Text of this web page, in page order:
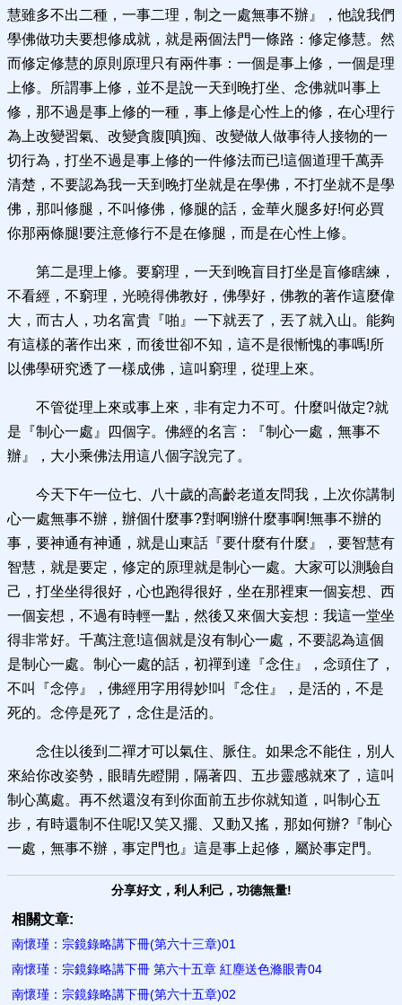
慧雖多不出二種，一事二理，制之一處無事不辦』，他說我們
學佛做功夫要想修成就，就是兩個法門一條路：修定修慧。然
而修定修慧的原則原理只有兩件事：一個是事上修，一個是理
上修。所謂事上修，並不是說一天到晚打坐、念佛就叫事上
修，那不過是事上修的一種，事上修是心性上的修，在心理行
為上改變習氣、改變貪腹[嗔]痴、改變做人做事待人接物的一
切行為，打坐不過是事上修的一件修法而已!這個道理千萬弄
清楚，不要認為我一天到晚打坐就是在學佛，不打坐就不是學
佛，那叫修腿，不叫修佛，修腿的話，金華火腿多好!何必買
你那兩條腿!要注意修行不是在修腿，而是在心性上修。
第二是理上修。要窮理，一天到晚盲目打坐是盲修瞎練，
不看經，不窮理，光曉得佛教好，佛學好，佛教的著作這麼偉
大，而古人，功名富貴『啪』一下就丟了，丟了就入山。能夠
有這樣的著作出來，而後世卻不知，這不是很慚愧的事嗎!所
以佛學研究透了一樣成佛，這叫窮理，從理上來。
不管從理上來或事上來，非有定力不可。什麼叫做定?就
是『制心一處』四個字。佛經的名言：『制心一處，無事不
辦』，大小乘佛法用這八個字說完了。
今天下午一位七、八十歲的高齡老道友問我，上次你講制
心一處無事不辦，辦個什麼事?對啊!辦什麼事啊!無事不辦的
事，要神通有神通，就是山東話『要什麼有什麼』，要智慧有
智慧，就是要定，修定的原理就是制心一處。大家可以測驗自
己，打坐坐得很好，心也跑得很好，坐在那裡東一個妄想、西
一個妄想，不過有時輕一點，然後又來個大妄想：我這一堂坐
得非常好。千萬注意!這個就是沒有制心一處，不要認為這個
是制心一處。制心一處的話，初禪到達『念住』，念頭住了，
不叫『念停』，佛經用字用得妙!叫『念住』，是活的，不是
死的。念停是死了，念住是活的。
念住以後到二禪才可以氣住、脈住。如果念不能住，別人
來給你改姿勢，眼睛先瞪開，隔著四、五步靈感就來了，這叫
制心萬處。再不然還沒有到你面前五步你就知道，叫制心五
步，有時還制不住呢!又笑又擺、又動又搖，那如何辦?『制心
一處，無事不辦，事定門也』這是事上起修，屬於事定門。
分享好文，利人利己，功德無量!
相關文章:
南懷瑾：宗鏡錄略講下冊(第六十三章)01
南懷瑾：宗鏡錄略講下冊 第六十五章 紅塵送色滌眼青04
南懷瑾：宗鏡錄略講下冊(第六十五章)02